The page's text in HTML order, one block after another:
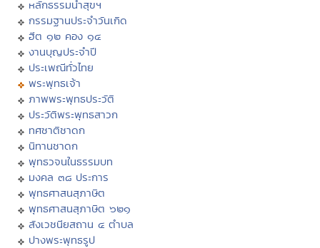
หลักธรรมนำสุขฯ
กรรมฐานประจำวันเกิด
ฮีต ๑๒ คอง ๑๔
งานบุญประจำปี
ประเพณีทั่วไทย
พระพุทธเจ้า
ภาพพระพุทธประวัติ
ประวัติพระพุทธสาวก
ทศชาติชาดก
นิทานชาดก
พุทธวจนในธรรมบท
มงคล ๓๘ ประการ
พุทธศาสนสุภาษิต
พุทธศาสนสุภาษิต ๖๒๑
สังเวชนียสถาน ๔ ตำบล
ปางพระพุทธรูป